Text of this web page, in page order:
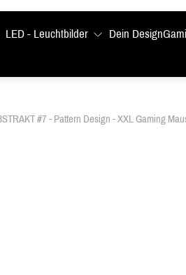
LED - Leuchtbilder Dein Design
#7 - Pattern Design - XXL Gaming